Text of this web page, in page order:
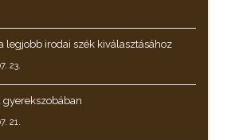
legjobb irodai szék kiválasztásához
23.
gyerekszobában
21.